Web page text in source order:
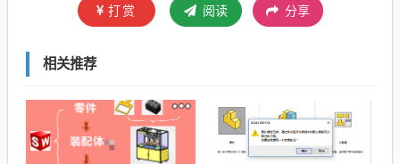
打赏 阅读 分享
相关推荐